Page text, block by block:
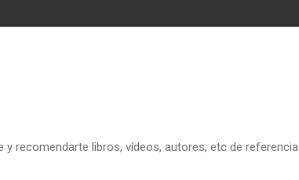
recomendarte libros, vídeos, autores, etc de referencia